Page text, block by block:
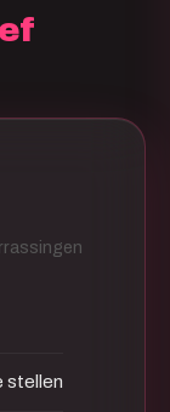
stellen